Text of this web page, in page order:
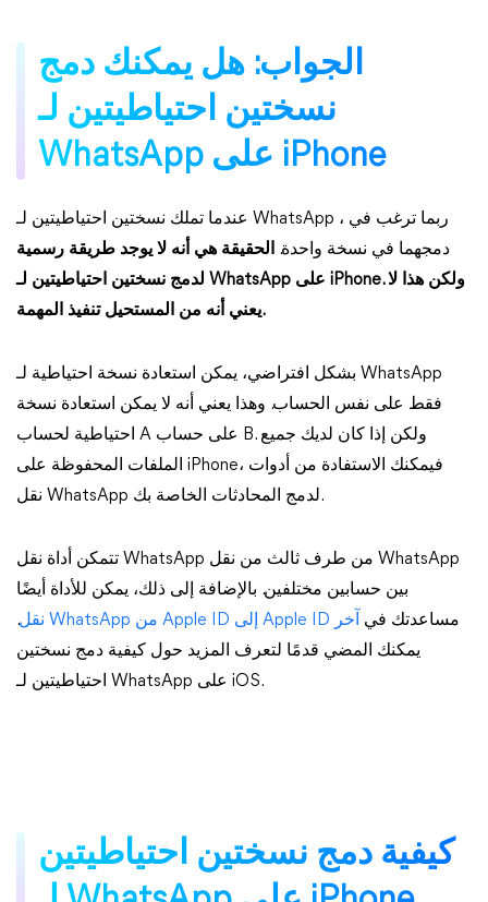
الجواب: هل يمكنك دمج
نسختين احتياطيتين لـ
WhatsApp على iPhone
عندما تملك نسختين احتياطيتين لـ WhatsApp ، ربما ترغب في
دمجهما في نسخة واحدة.
الحقيقة هي أنه لا يوجد طريقة رسمية
لدمج نسختين احتياطيتين لـ WhatsApp على iPhone. ولكن هذا لا
يعني أنه من المستحيل تنفيذ المهمة.
بشكل افتراضي، يمكن استعادة نسخة احتياطية لـ WhatsApp
فقط على نفس الحساب. وهذا يعني أنه لا يمكن استعادة نسخة
احتياطية لحساب A على حساب B. ولكن إذا كان لديك جميع
الملفات المحفوظة على iPhone، فيمكنك الاستفادة من أدوات
نقل WhatsApp لدمج المحادثات الخاصة بك.
تتمكن أداة نقل WhatsApp من طرف ثالث من نقل WhatsApp
بين حسابين مختلفين. بالإضافة إلى ذلك، يمكن للأداة أيضًا
مساعدتك في
نقل WhatsApp من Apple ID إلى Apple ID آخر
.
يمكنك المضي قدمًا لتعرف المزيد حول كيفية دمج نسختين
احتياطيتين لـ WhatsApp على iOS.
كيفية دمج نسختين احتياطيتين